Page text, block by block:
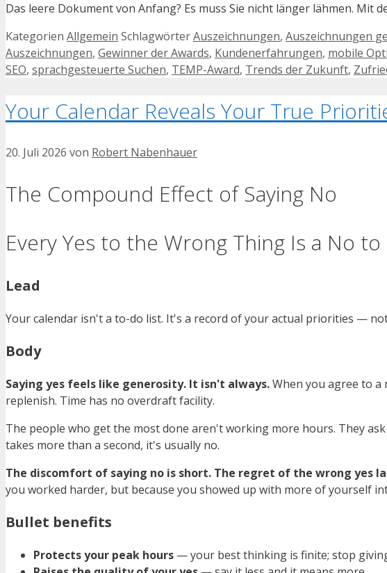
Das leere Dokument von Anfang? Es muss Sie nicht länger lähmen.
Kategorien Allgemein SchlagwörterAuszeichnungen, Auszeichnungen
Auszeichnungen, Gewinner der Awards, Kundenerfahrungen, mobile
SEO, sprachgesteuerte Suchen, TEMP-Award, Trends der Zukunft,
Your Calendar Reveals Your True
20. Juli 2026 von Robert Nabenhauer
The Compound Effect of Saying No
Every Yes to the Wrong Thing Is a No
Lead
Your calendar isn't a to-do list. It's a record of your actual priorities —
Body
Saying yes feels like generosity. It isn't always.When you agree to
replenish. Time has no overdraft facility.
The people who get the most done aren't working more hours. They
takes more than a second, it's usually no.
The discomfort of saying no is short. The regret of the wrong yes
you worked harder, but because you showed up with more of yourself
Bullet benefits
Protects your peak hours — your best thinking is finite; stop